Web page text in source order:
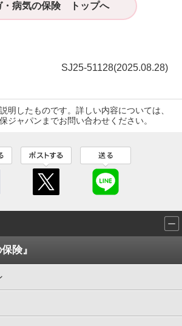
・病気の保険 トップへ
SJ25-51128(2025.08.28)
明したものです。詳しい内容については、
ジャパンまでお問い合わせください。
険』